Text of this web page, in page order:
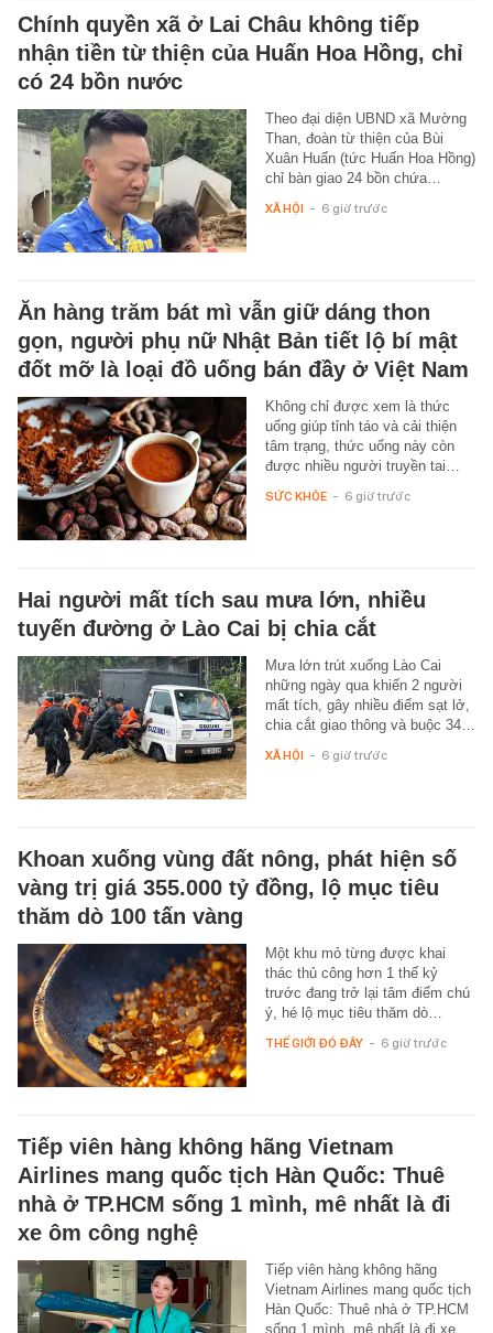
Chính quyền xã ở Lai Châu không tiếp
nhận tiền từ thiện của Huấn Hoa Hồng, chỉ
có 24 bồn nước
Theo đại diện UBND xã Mường
Than, đoàn từ thiện của Bùi
Xuân Huấn (tức Huấn Hoa Hồng)
chỉ bàn giao 24 bồn chứa…
XÃ HỘI - 6 giờ trước
Ăn hàng trăm bát mì vẫn giữ dáng thon
gọn, người phụ nữ Nhật Bản tiết lộ bí mật
đốt mỡ là loại đồ uống bán đầy ở Việt Nam
Không chỉ được xem là thức
uống giúp tỉnh táo và cải thiện
tâm trạng, thức uống này còn
được nhiều người truyền tai…
SỨC KHỎE - 6 giờ trước
Hai người mất tích sau mưa lớn, nhiều
tuyến đường ở Lào Cai bị chia cắt
Mưa lớn trút xuống Lào Cai
những ngày qua khiến 2 người
mất tích, gây nhiều điểm sạt lở,
chia cắt giao thông và buộc 34…
XÃ HỘI - 6 giờ trước
Khoan xuống vùng đất nông, phát hiện số
vàng trị giá 355.000 tỷ đồng, lộ mục tiêu
thăm dò 100 tấn vàng
Một khu mỏ từng được khai
thác thủ công hơn 1 thế kỷ
trước đang trở lại tâm điểm chú
ý, hé lộ mục tiêu thăm dò…
THẾ GIỚI ĐÓ ĐÂY - 6 giờ trước
Tiếp viên hàng không hãng Vietnam
Airlines mang quốc tịch Hàn Quốc: Thuê
nhà ở TP.HCM sống 1 mình, mê nhất là đi
xe ôm công nghệ
Tiếp viên hàng không hãng
Vietnam Airlines mang quốc tịch
Hàn Quốc: Thuê nhà ở TP.HCM
sống 1 mình, mê nhất là đi xe…